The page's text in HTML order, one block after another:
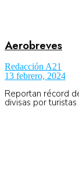
Aerobreves
Redacción A21
13 febrero, 2024
Reportan récord
divisas por